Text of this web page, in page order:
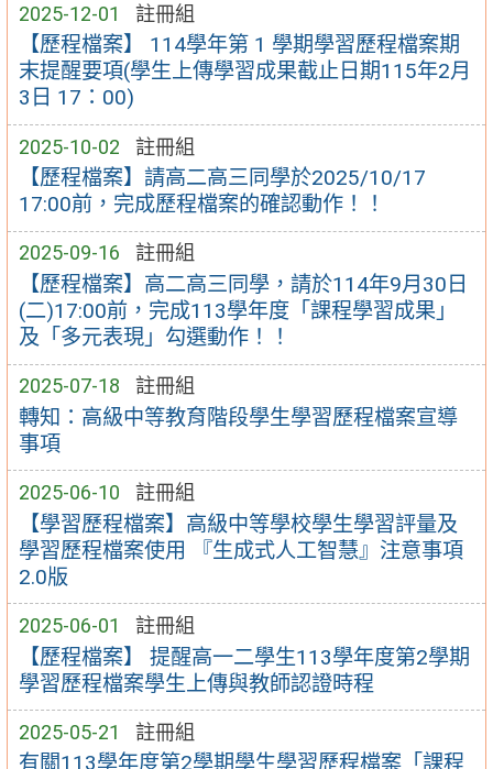
2025-12-01 註冊組
【歷程檔案】 114學年第 1 學期學習歷程檔案期
末提醒要項(學生上傳學習成果截止日期115年2月
3日 17：00)
2025-10-02 註冊組
【歷程檔案】請高二高三同學於2025/10/17
17:00前，完成歷程檔案的確認動作！！
2025-09-16 註冊組
【歷程檔案】高二高三同學，請於114年9月30日
(二)17:00前，完成113學年度「課程學習成果」
及「多元表現」勾選動作！！
2025-07-18 註冊組
轉知：高級中等教育階段學生學習歷程檔案宣導
事項
2025-06-10 註冊組
【學習歷程檔案】高級中等學校學生學習評量及
學習歷程檔案使用 『生成式人工智慧』注意事項
2.0版
2025-06-01 註冊組
【歷程檔案】 提醒高一二學生113學年度第2學期
學習歷程檔案學生上傳與教師認證時程
2025-05-21 註冊組
有關113學年度第2學期學生學習歷程檔案「課程